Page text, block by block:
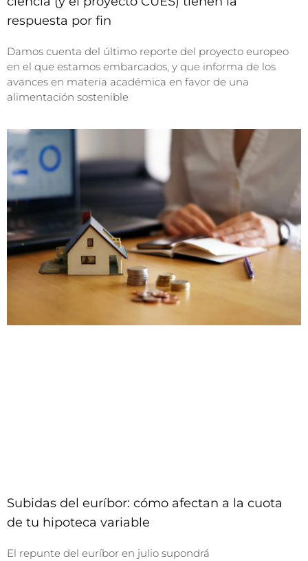
respuesta por fin
Damos cuenta del último reporte del proyecto europeo
en el que estamos embarcados, y que informa de los
avances en materia académica en favor de una
alimentación sostenible
Subidas del euríbor: cómo afectan a la cuota
de tu hipoteca variable
El repunte del euríbor en julio supondrá